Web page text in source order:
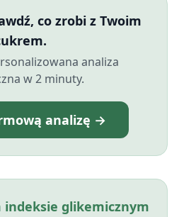
co zrobi z Twoim
analiza
w 2 minuty.
analizę →
indeksie glikemicznym